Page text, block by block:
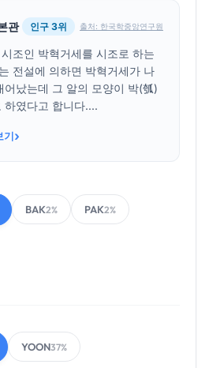
관 인구 3위 출처: 한국학중앙연구원
조인 박혁거세를 시조로 하는
전설에 의하면 박혁거세가 나
어났는데 그 알의 모양이 박(瓠)
하였다고 합니다....
기›
BAK2% PAK2%
YOON37%